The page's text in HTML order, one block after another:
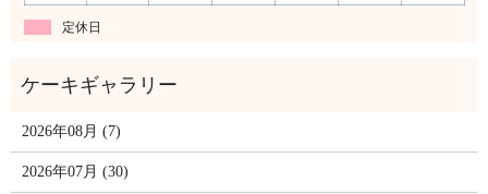
定休日
2026年08月 (7)
2026年07月 (30)